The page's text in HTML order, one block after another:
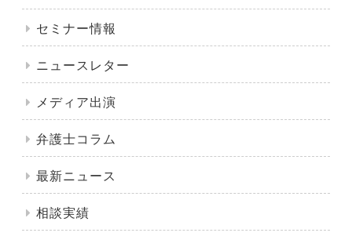
セミナー情報
ニュースレター
メディア出演
弁護士コラム
最新ニュース
相談実績